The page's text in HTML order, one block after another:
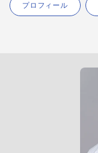
プロフィール